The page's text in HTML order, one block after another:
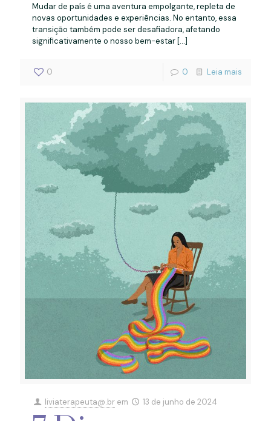
Mudar de país é uma aventura empolgante, repleta de
novas oportunidades e experiências. No entanto, essa
transição também pode ser desafiadora, afetando
significativamente o nosso bem-estar […]
0 0 Leia mais
liviaterapeuta@.br em 13 de junho de 2024